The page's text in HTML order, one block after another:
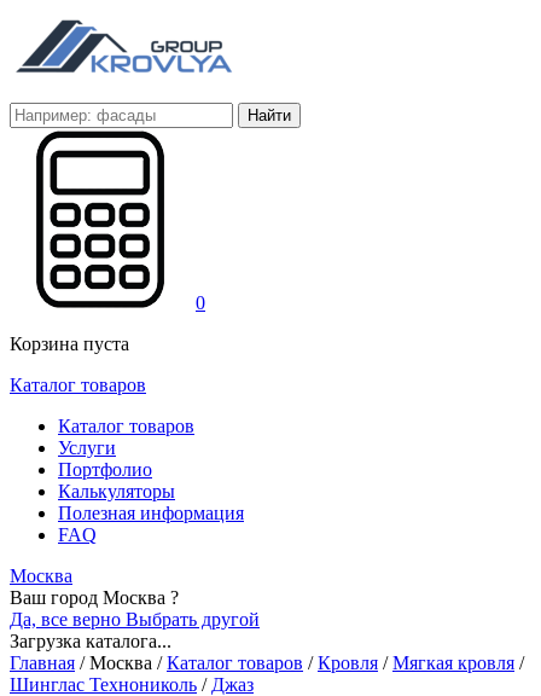
Найти
0
Корзина пуста
Каталог товаров
Каталог товаров
Услуги
Портфолио
Калькуляторы
Полезная информация
FAQ
Москва
Ваш город Москва ?
Да, все верно Выбрать другой
Загрузка каталога...
Главная /Москва / Каталог товаров / Кровля / Мягкая кровля /
Шинглас Технониколь / Джаз